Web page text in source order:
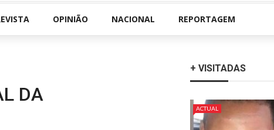
OPINIÃO NACIONAL REPORTAGEM
DA
+ VISITADAS
ACTUAL